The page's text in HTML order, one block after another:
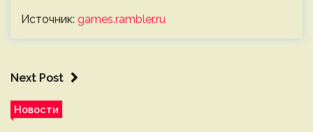
Источник: games.rambler.ru
Next Post
Новости